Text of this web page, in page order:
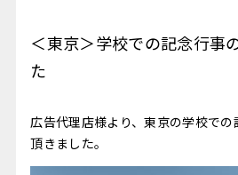
＜東京＞学校での記念行事
た
広告代理店様より、東京の学校で
頂きました。